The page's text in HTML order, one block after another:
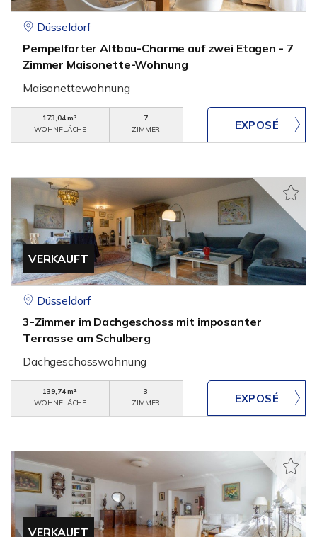
Düsseldorf
Pempelforter Altbau-Charme auf zwei Etagen - 7
Zimmer Maisonette-Wohnung
Maisonettewohnung
173,04 m²
WOHNFLÄCHE
7
ZIMMER
VERKAUFT
Düsseldorf
3-Zimmer im Dachgeschoss mit imposanter
Terrasse am Schulberg
Dachgeschosswohnung
139,74 m²
WOHNFLÄCHE
3
ZIMMER
VERKAUFT